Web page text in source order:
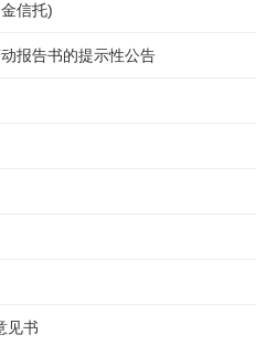
信托)
报告书的提示性公告
见书